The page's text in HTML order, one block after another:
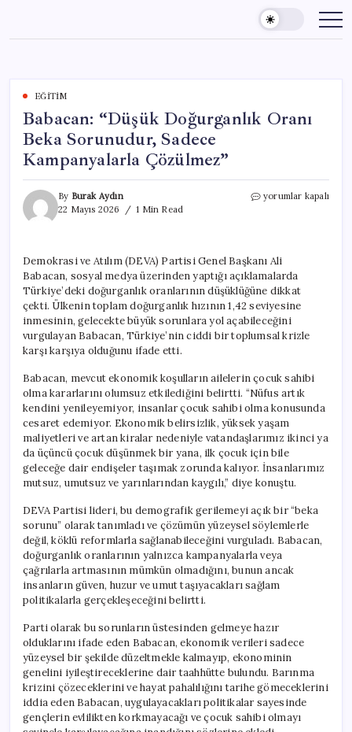
content
EĞITIM
Babacan: “Düşük Doğurganlık Oranı
Beka Sorunudur, Sadece
Kampanyalarla Çözülmez”
By Burak Aydın
22 Mayıs 2026
1 Min Read
Babacan:
Sorunudur,
Sadece
Kampanyalarla
Çözülmez”
için
yorumlar kapalı
Demokrasi ve Atılım (DEVA) Partisi Genel Başkanı Ali
Babacan, sosyal medya üzerinden yaptığı açıklamalarda
Türkiye’deki doğurganlık oranlarının düşüklüğüne dikkat
çekti. Ülkenin toplam doğurganlık hızının 1,42 seviyesine
inmesinin, gelecekte büyük sorunlara yol açabileceğini
vurgulayan Babacan, Türkiye’nin ciddi bir toplumsal krizle
karşı karşıya olduğunu ifade etti.
Babacan, mevcut ekonomik koşulların ailelerin çocuk sahibi
olma kararlarını olumsuz etkilediğini belirtti. “Nüfus artık
kendini yenileyemiyor, insanlar çocuk sahibi olma konusunda
cesaret edemiyor. Ekonomik belirsizlik, yüksek yaşam
maliyetleri ve artan kiralar nedeniyle vatandaşlarımız ikinci ya
da üçüncü çocuk düşünmek bir yana, ilk çocuk için bile
geleceğe dair endişeler taşımak zorunda kalıyor. İnsanlarımız
mutsuz, umutsuz ve yarınlarından kaygılı,” diye konuştu.
DEVA Partisi lideri, bu demografik gerilemeyi açık bir “beka
sorunu” olarak tanımladı ve çözümün yüzeysel söylemlerle
değil, köklü reformlarla sağlanabileceğini vurguladı. Babacan,
doğurganlık oranlarının yalnızca kampanyalarla veya
çağrılarla artmasının mümkün olmadığını, bunun ancak
insanların güven, huzur ve umut taşıyacakları sağlam
politikalarla gerçekleşeceğini belirtti.
Parti olarak bu sorunların üstesinden gelmeye hazır
olduklarını ifade eden Babacan, ekonomik verileri sadece
yüzeysel bir şekilde düzeltmekle kalmayıp, ekonominin
genelini iyileştireceklerine dair taahhütte bulundu. Barınma
krizini çözeceklerini ve hayat pahalılığını tarihe gömeceklerini
iddia eden Babacan, uygulayacakları politikalar sayesinde
gençlerin evlilikten korkmayacağı ve çocuk sahibi olmayı